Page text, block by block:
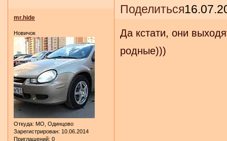
Поделиться
mr.hide
Новичок
Откуда: МО, Одинцово
Зарегистрирован: 10.06.2014
Приглашений: 0
Да кстати, они
родные)))